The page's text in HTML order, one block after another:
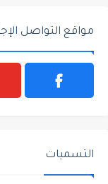
مواقع التواصل
التسميات